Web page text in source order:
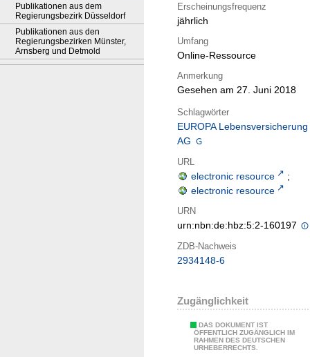
Publikationen aus dem
Regierungsbezirk Düsseldorf
Publikationen aus den
Regierungsbezirken Münster,
Arnsberg und Detmold
Erscheinungsfrequenz
jährlich
Umfang
Online-Ressource
Anmerkung
Gesehen am 27. Juni 2018
Schlagwörter
EUROPA Lebensversicherung
AG
URL
electronic resource
;
electronic resource
URN
urn:nbn:de:hbz:5:2-160197
ZDB-Nachweis
2934148-6
Zugänglichkeit
DAS DOKUMENT IST
ÖFFENTLICH ZUGÄNGLICH IM
RAHMEN DES DEUTSCHEN
URHEBERRECHTS.